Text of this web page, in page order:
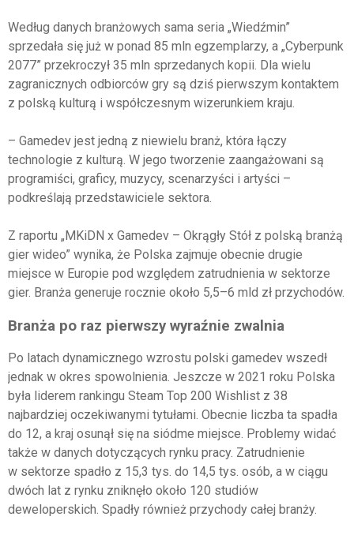
Według danych branżowych sama seria „Wiedźmin”
sprzedała się już w ponad 85 mln egzemplarzy, a „Cyberpunk
2077” przekroczył 35 mln sprzedanych kopii. Dla wielu
zagranicznych odbiorców gry są dziś pierwszym kontaktem
z polską kulturą i współczesnym wizerunkiem kraju.
– Gamedev jest jedną z niewielu branż, która łączy
technologie z kulturą. W jego tworzenie zaangażowani są
programiści, graficy, muzycy, scenarzyści i artyści –
podkreślają przedstawiciele sektora.
Z raportu „MKiDN x Gamedev – Okrągły Stół z polską branżą
gier wideo” wynika, że Polska zajmuje obecnie drugie
miejsce w Europie pod względem zatrudnienia w sektorze
gier. Branża generuje rocznie około 5,5–6 mld zł przychodów.
Branża po raz pierwszy wyraźnie zwalnia
Po latach dynamicznego wzrostu polski gamedev wszedł
jednak w okres spowolnienia. Jeszcze w 2021 roku Polska
była liderem rankingu Steam Top 200 Wishlist z 38
najbardziej oczekiwanymi tytułami. Obecnie liczba ta spadła
do 12, a kraj osunął się na siódme miejsce. Problemy widać
także w danych dotyczących rynku pracy. Zatrudnienie
w sektorze spadło z 15,3 tys. do 14,5 tys. osób, a w ciągu
dwóch lat z rynku zniknęło około 120 studiów
deweloperskich. Spadły również przychody całej branży.